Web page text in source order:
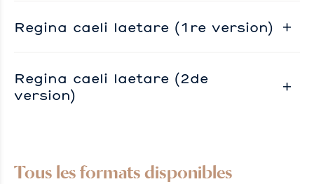
Regina caeli laetare (1re version)
Regina caeli laetare (2de
version)
Tous les formats disponibles